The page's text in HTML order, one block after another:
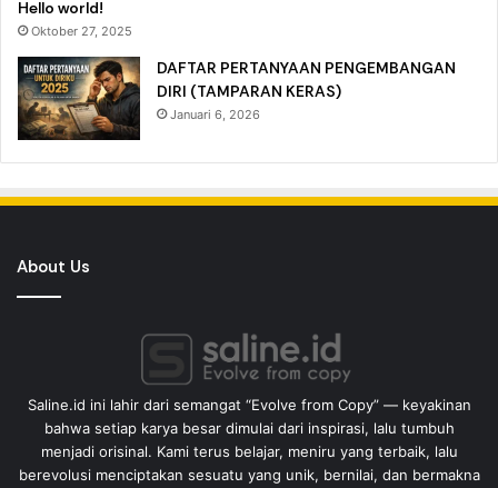
Hello world!
Oktober 27, 2025
DAFTAR PERTANYAAN PENGEMBANGAN
DIRI (TAMPARAN KERAS)
Januari 6, 2026
About Us
Saline.id ini lahir dari semangat “Evolve from Copy” — keyakinan
bahwa setiap karya besar dimulai dari inspirasi, lalu tumbuh
menjadi orisinal. Kami terus belajar, meniru yang terbaik, lalu
berevolusi menciptakan sesuatu yang unik, bernilai, dan bermakna